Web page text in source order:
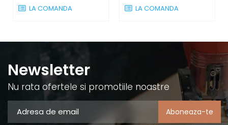
LA COMANDA LA COMANDA
Newsletter
Nu rata ofertele si promotiile noastre